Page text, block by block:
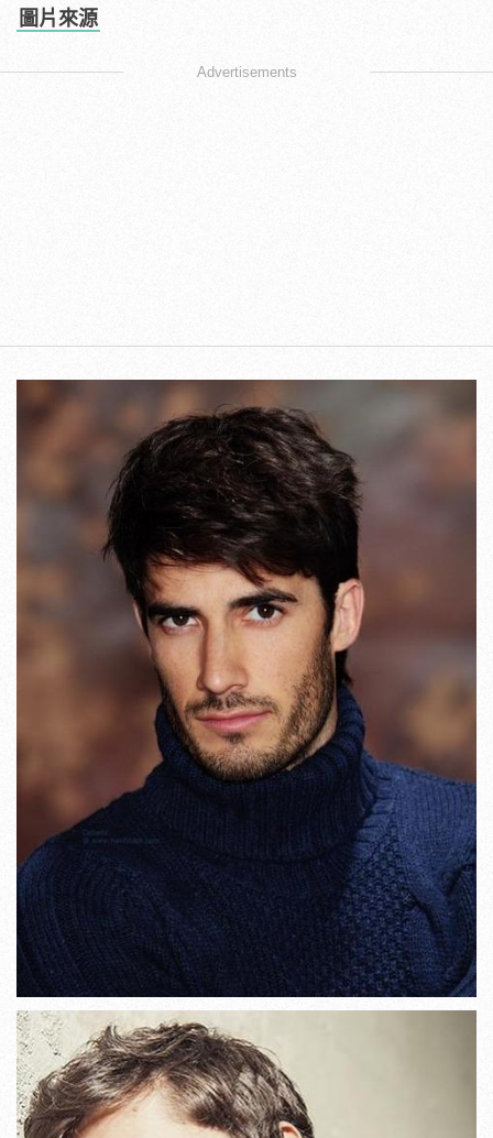
圖片來源
Advertisements